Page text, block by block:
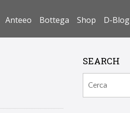
Anteeo Bottega Shop D-Blog
SEARCH